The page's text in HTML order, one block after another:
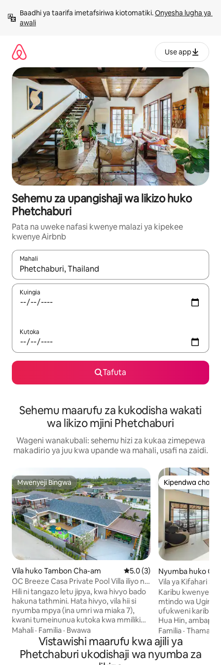
kwenda
kwenye
Baadhi ya taarifa imetafsiriwa kiotomatiki. Onyesha lugha ya
awali
Use app
Sehemu za upangishaji wa likizo huko
Phetchaburi
Pata na uweke nafasi kwenye malazi ya kipekee
kwenye Airbnb
Mahali
Wakati matokeo yanapatikana, vinjari kwa kutumia vitufe vya
Kuingia
Kutoka
Tafuta
Sehemu maarufu za kukodisha wakati
wa likizo mjini Phetchaburi
Wageni wanakubali: sehemu hizi za kukaa zimepewa
makadirio ya juu kwa upande wa mahali, usafi na zaidi.
Mwenyeji Bingwa
Mwenyeji Bingwa
Vila huko Tambon Cha-am Ukadiriaji wa wastani wa 5.0
5.0 (3)
OC Breeze Casa Private Pool Villa iliyo na
vyumba 3 vya kulala,
Hili ni tangazo letu jipya, kwa hivyo bado
hakuna tathmini. Hata hivyo, vila hii si
nyumba mpya (ina umri wa miaka 7),
kwani tumeinunua kutoka kwa mmiliki
mwingine hivi karibuni. Tumeboresha
tangazo ili kudumisha kiwango chetu cha
juu. Tuna tathmini zaidi ya 9,700 na
ukadiriaji wa nyota 5 wa asilimia 92
Mahali · Familia · Bwawa
Kipendwa cha
Kipendwa cha
Nyumba huko
Vila ya Kifahari
Ufukweni yenye
Bwawa
Karibu kwenye
mtindo wa Ugiriki
ufukweni karibu
Hua Hin, ambapo
inakutana na
hii ya kipekee ina
moja wa
nje lenye maji
Familia ·Thamani
Vistawishi maarufu kwa ajili ya
Phetchaburi ukodishaji wa nyumba za